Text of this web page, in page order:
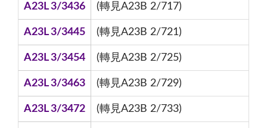
A23L 3/3436 (轉見A23B 2/717)
A23L 3/3445 (轉見A23B 2/721)
A23L 3/3454 (轉見A23B 2/725)
A23L 3/3463 (轉見A23B 2/729)
A23L 3/3472 (轉見A23B 2/733)